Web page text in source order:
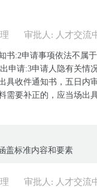
审批人: 人才交流
书:2申请事项依法不属
申请:3申请人隐有关情
具收件通知书，五日内
需要补正的，应当场出
盖标准内容和要素
审批人: 人才交流